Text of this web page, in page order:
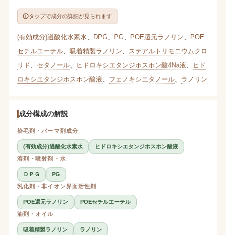
タップで成分の詳細が見られます
(有効成分)過酸化水素水 DPG、 PG、 POE還元ラノリン
POE
セチルエーテル、 吸着精製ラノリン
ステアルトリモニウムクロ
リド
セタノール、 ヒドロキシエタンジホスホン酸4Na液
ヒド
ロキシエタンジホスホン酸液
フェノキシエタノール、 ラノリン
成分構成の解説
染毛剤・パーマ剤成分
(有効成分)過酸化水素水
ヒドロキシエタンジホスホン酸液
溶剤・噴射剤・水
ＤＰＧ
PG
乳化剤・非イオン界面活性剤
POE還元ラノリン
POEセチルエーテル
油剤・オイル
吸着精製ラノリン
ラノリン